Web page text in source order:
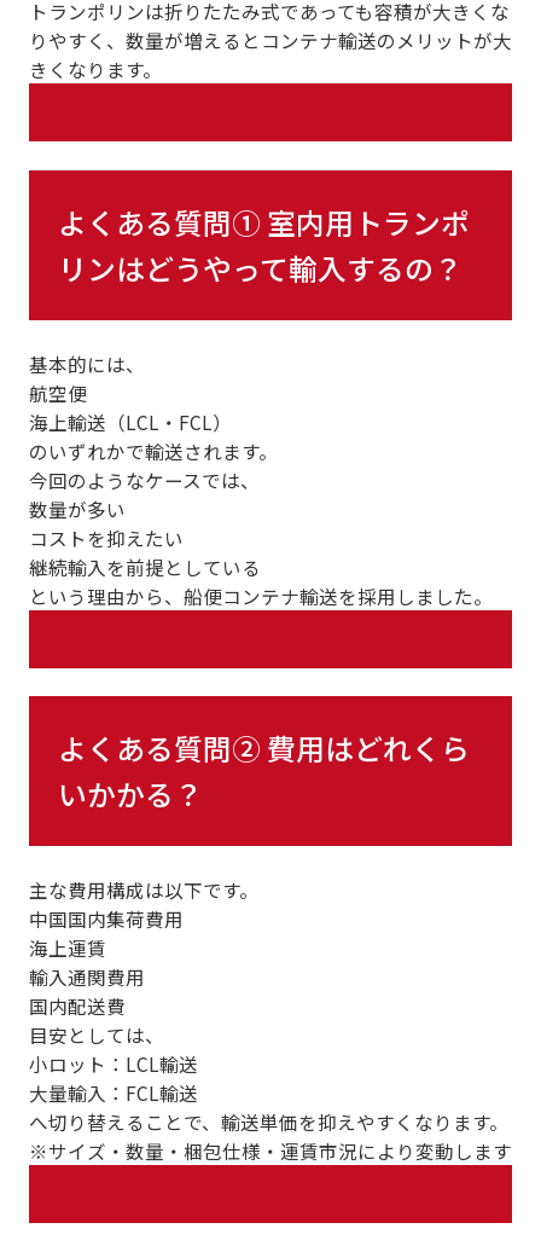
トランポリンは折りたたみ式であっても容積が大きくな
りやすく、数量が増えるとコンテナ輸送のメリットが大
きくなります。
よくある質問① 室内用トランポ
リンはどうやって輸入するの？
基本的には、
航空便
海上輸送（LCL・FCL）
のいずれかで輸送されます。
今回のようなケースでは、
数量が多い
コストを抑えたい
継続輸入を前提としている
という理由から、船便コンテナ輸送を採用しました。
よくある質問② 費用はどれくら
いかかる？
主な費用構成は以下です。
中国国内集荷費用
海上運賃
輸入通関費用
国内配送費
目安としては、
小ロット：LCL輸送
大量輸入：FCL輸送
へ切り替えることで、輸送単価を抑えやすくなります。
※サイズ・数量・梱包仕様・運賃市況により変動します